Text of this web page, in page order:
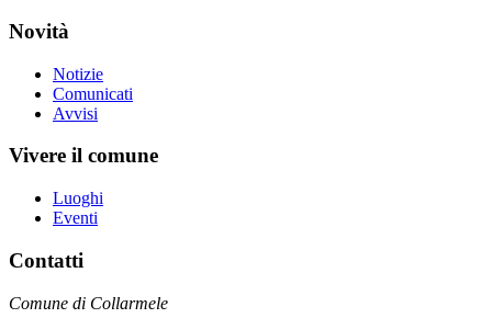
Novità
Notizie
Comunicati
Avvisi
Vivere il comune
Luoghi
Eventi
Contatti
Comune di Collarmele